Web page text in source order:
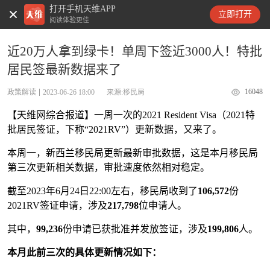
打开手机天维APP
阅读体验更佳
立即打开
天维新闻
近20万人拿到绿卡！单周下签近3000人！特批
居民签最新数据来了
政策解读 2023-06-26 18:00 来源:移民局 16048
【天维网综合报道】一周一次的2021 Resident Visa（2021特
批居民签证，下称“2021RV”）更新数据，又来了。
本周一，新西兰移民局更新最新审批数据，这是本月移民局
第三次更新相关数据，审批速度依然相对稳定。
截至2023年6月24日22:00左右，移民局收到了106,572份
2021RV签证申请，涉及217,798位申请人。
其中， 99,236份申请已获批准并发放签证，涉及199,806人。
本月此前三次的具体更新情况如下：